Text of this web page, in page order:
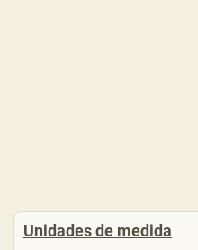
Unidades de medida